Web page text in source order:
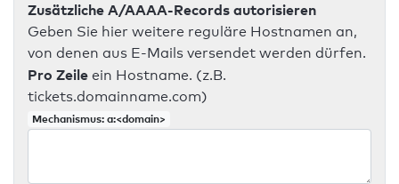
Zusätzliche A/AAAA-Records autorisieren
Geben Sie hier weitere reguläre Hostnamen an,
von denen aus E-Mails versendet werden dürfen.
Pro Zeile ein Hostname. (z.B.
tickets.domainname.com)
Mechanismus: a:<domain>